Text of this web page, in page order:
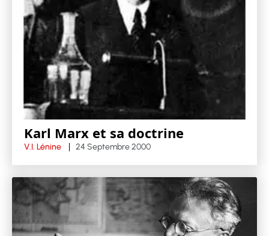
Karl Marx et sa doctrine
V.I. Lénine 24 Septembre 2000